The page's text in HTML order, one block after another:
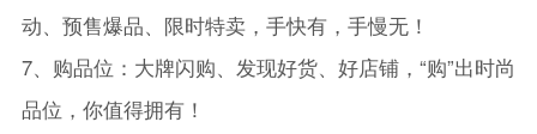
动、预售爆品、限时特卖，手快有，手慢无！
7、购品位：大牌闪购、发现好货、好店铺，“购”出时尚
品位，你值得拥有！